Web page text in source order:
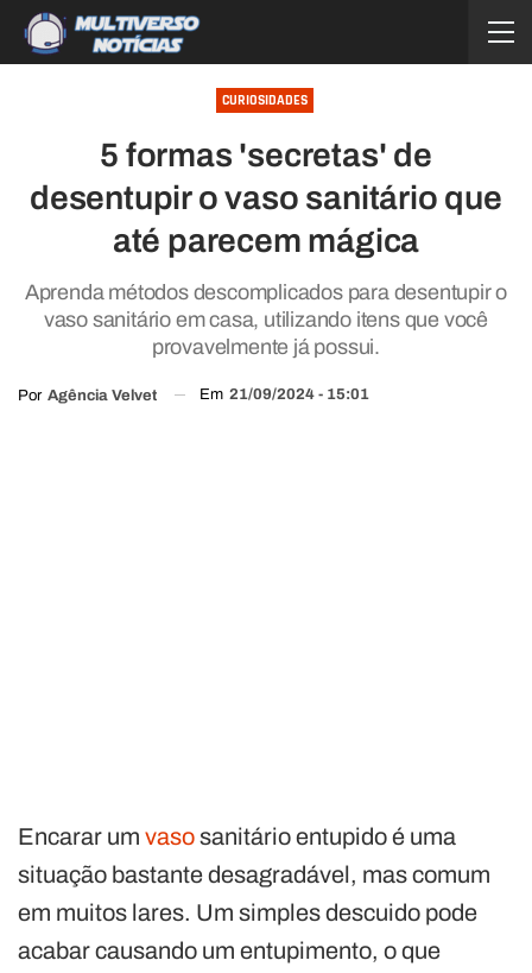
CURIOSIDADES
5 formas 'secretas' de
desentupir o vaso sanitário que
até parecem mágica
Aprenda métodos descomplicados para desentupir o
vaso sanitário em casa, utilizando itens que você
provavelmente já possui.
Por Agência Velvet Em 21/09/2024 - 15:01
Encarar um vasosanitário entupido é uma
situação bastante desagradável, mas comum
em muitos lares. Um simples descuido pode
acabar causando um entupimento, o que